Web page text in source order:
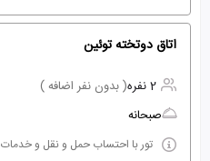
اتاق دوتخته توئین
2 نفره
( بدون نفر اضافه )
صبحانه
تور با احتساب حمل و نقل و خدمات